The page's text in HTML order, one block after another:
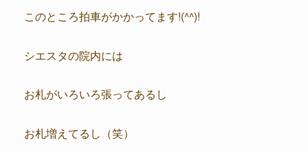
このところ拍車がかかってます!(^^)!
シエスタの院内には
お札がいろいろ張ってあるし
お札増えてるし（笑）